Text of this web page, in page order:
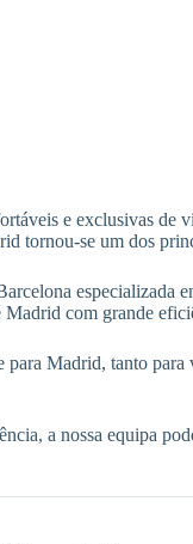
e exclusivas de
tornou-se um dos
com grande
Madrid, tanto
a nossa equipa